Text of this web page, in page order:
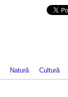
Natură Cultură